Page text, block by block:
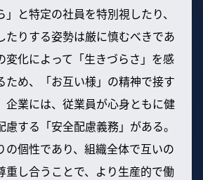
」と特定の社員を特別視したり、
たりする姿勢は厳に慎むべきであ
変化によって「生きづらさ」を感
ため、「お互い様」の精神で接す
企業には、従業員が心身ともに健
する「安全配慮義務」がある。
の個性であり、組織全体で互いの
重し合うことで、より生産的で働